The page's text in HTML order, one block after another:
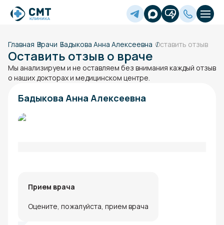
Главная Врачи Бадыкова Анна Алексеевна Оставить отзыв
Оставить отзыв о враче
Мы анализируем и не оставляем без внимания каждый отзыв
о наших докторах и медицинском центре.
Бадыкова Анна Алексеевна
Прием врача
Оцените, пожалуйста, прием врача